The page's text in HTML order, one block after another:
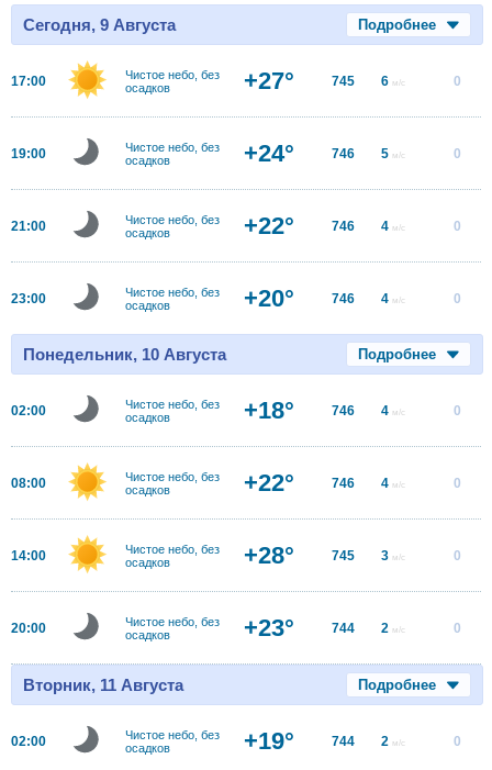
Сегодня, 9 Августа Подробнее
17:00
Чистое небо, без
осадков
+27° 745 6 м/с 0
19:00
Чистое небо, без
осадков
+24° 746 5 м/с 0
21:00
Чистое небо, без
осадков
+22° 746 4 м/с 0
23:00
Чистое небо, без
осадков
+20° 746 4 м/с 0
Понедельник, 10 Августа Подробнее
02:00
Чистое небо, без
осадков
+18° 746 4 м/с 0
08:00
Чистое небо, без
осадков
+22° 746 4 м/с 0
14:00
Чистое небо, без
осадков
+28° 745 3 м/с 0
20:00
Чистое небо, без
осадков
+23° 744 2 м/с 0
Вторник, 11 Августа Подробнее
02:00
Чистое небо, без
осадков
+19° 744 2 м/с 0